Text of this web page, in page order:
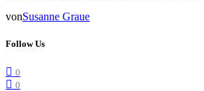
vonSusanne Graue
Follow Us
0
0